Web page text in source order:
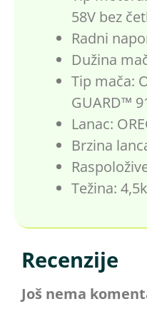
58V bez
Radni
Dužina
Tip mača:
GUARD™
Lanac:
Brzina
Težina:
Recenzije
Još nema